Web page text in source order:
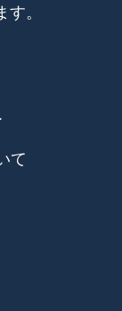
。
て